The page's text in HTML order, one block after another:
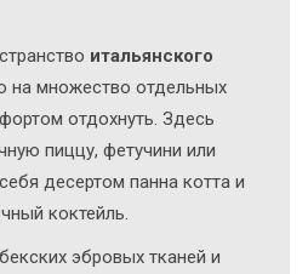
итальянского
на множество отдельных
отдохнуть. Здесь
пиццу, фетучини или
десертом панна котта и
коктейль.
эбровых тканей и